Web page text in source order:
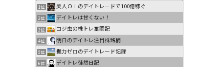
1位 美人ＯＬのデイトレードで100億稼ぐ
2位 デイトレは甘くない！
3位 コジ虫の株トレ奮闘記
4位 明日のデイトレ注目株銘柄
5位 握力ゼロのデイトレード記録
6位 デイトレ徒然日記